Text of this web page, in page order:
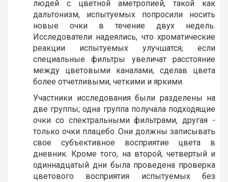
людей с цветной аметропией, такой как
дальтонизм, испытуемых попросили носить
новые очки в течение двух недель.
Исследователи надеялись, что хроматические
реакции испытуемых улучшатся, если
специальные фильтры увеличат расстояние
между цветовыми каналами, сделав цвета
более отчетливыми, четкими и яркими.
Участники исследования были разделены на
две группы; одна группа получала подходящие
очки со спектральными фильтрами, другая -
только очки плацебо. Они должны записывать
свое субъективное восприятие цвета в
дневник. Кроме того, на второй, четвертый и
одиннадцатый дни была проведена проверка
цветового восприятия испытуемых без